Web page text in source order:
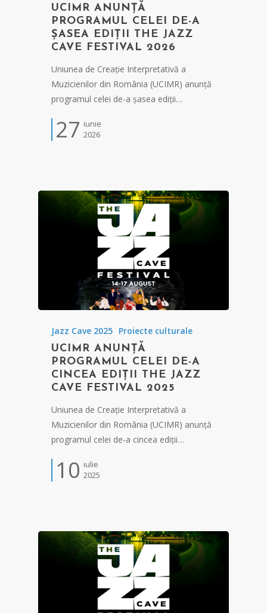
UCIMR ANUNȚĂ
PROGRAMUL CELEI DE-A
ȘASEA EDIȚII THE JAZZ
CAVE FESTIVAL 2026
Uniunea de Creație Interpretativă a
Muzicienilor din România (UCIMR) anunță
programul celei de-a șasea ediții…
27 iunie
2026
Jazz Cave 2025 Proiecte culturale
UCIMR ANUNȚĂ
PROGRAMUL CELEI DE-A
CINCEA EDIȚII THE JAZZ
CAVE FESTIVAL 2025
Uniunea de Creație Interpretativă a
Muzicienilor din România (UCIMR) anunță
programul celei de-a cincea ediții…
10 iulie
2025